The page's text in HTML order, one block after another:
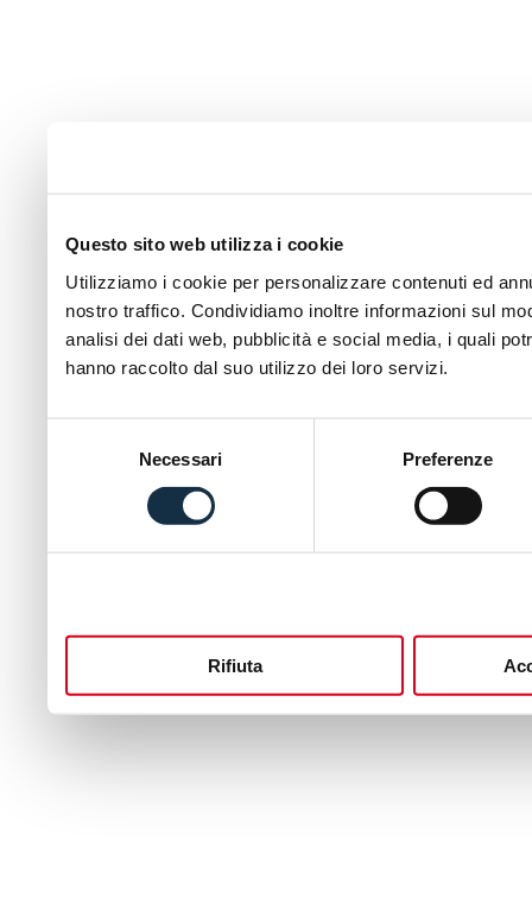
Questo sito web utilizza i cookie
Utilizziamo i cookie per personalizzare contenuti ed
nostro traffico. Condividiamo inoltre informazioni sul
analisi dei dati web, pubblicità e social media, i quali
hanno raccolto dal suo utilizzo dei loro servizi.
Necessari Preferenze
Rifiuta